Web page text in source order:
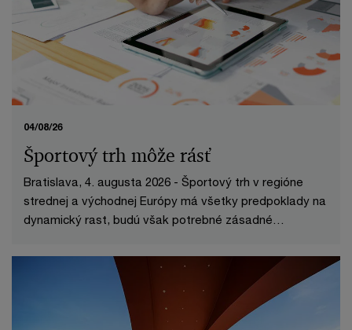
04/08/26
Športový trh môže rásť
Bratislava, 4. augusta 2026 - Športový trh v regióne
strednej a východnej Európy má všetky predpoklady na
dynamický rast, budú však potrebné zásadné